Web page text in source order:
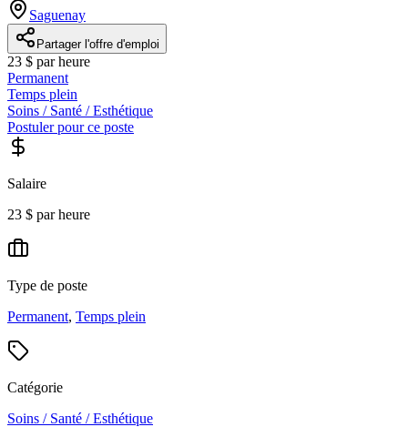
Saguenay
Partager l'offre d'emploi
23 $ par heure
Permanent
Temps plein
Soins / Santé / Esthétique
Postuler pour ce poste
Salaire
23 $ par heure
Type de poste
Permanent, Temps plein
Catégorie
Soins / Santé / Esthétique